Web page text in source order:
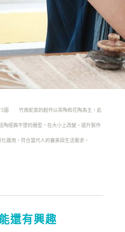
下3圖 竹南蛇窯的創作以茶陶和花陶為主，此
經典不墜的器型，在大小上改變，提升製作
運用，符合當代人的審美與生活需求。
還有興趣